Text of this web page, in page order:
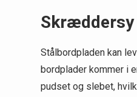
Stålbordpladen kan
bordplader kommer i
pudset og slebet,